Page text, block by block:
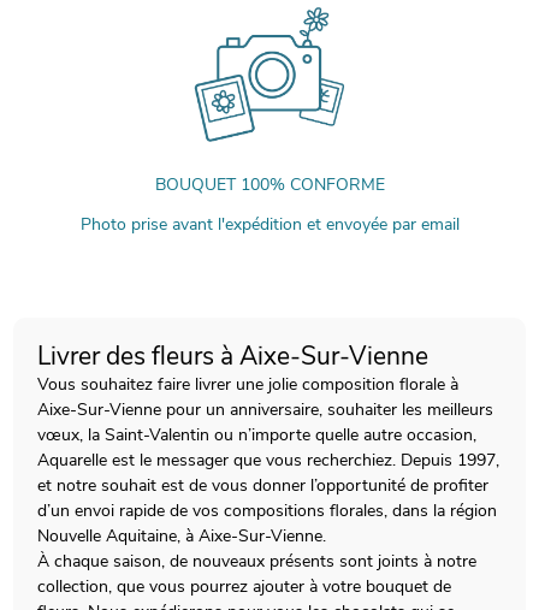
BOUQUET 100% CONFORME
Photo prise avant l'expédition et envoyée par email
Livrer des fleurs à Aixe-Sur-Vienne
Vous souhaitez faire livrer une jolie composition florale à
Aixe-Sur-Vienne pour un anniversaire, souhaiter les meilleurs
vœux, la Saint-Valentin ou n’importe quelle autre occasion,
Aquarelle est le messager que vous recherchiez. Depuis 1997,
et notre souhait est de vous donner l’opportunité de profiter
d’un envoi rapide de vos compositions florales, dans la région
Nouvelle Aquitaine, à Aixe-Sur-Vienne.
À chaque saison, de nouveaux présents sont joints à notre
collection, que vous pourrez ajouter à votre bouquet de